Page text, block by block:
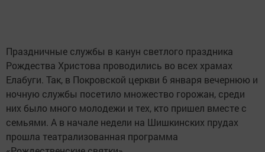
Праздничные службы в канун светлого праздника
Рождества Христова проводились во всех храмах
Елабуги. Так, в Покровской церкви 6 января вечернюю и
ночную службы посетило множество горожан, среди
них было много молодежи и тех, кто пришел вместе с
семьями. А в начале недели на Шишкинских прудах
прошла театрализованная программа